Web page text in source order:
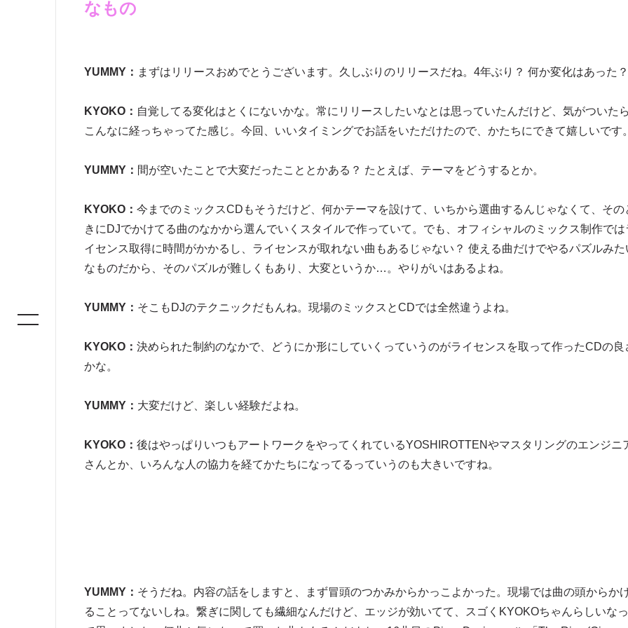
なもの
YUMMY： まずはリリースおめでとうございます。久しぶりのリリースだね。4年ぶり？ 何か変化はあった？
KYOKO： 自覚してる変化はとくにないかな。常にリリースしたいなとは思っていたんだけど、気がついたら
こんなに経っちゃってた感じ。今回、いいタイミングでお話をいただけたので、かたちにできて嬉しいです。
YUMMY： 間が空いたことで大変だったこととかある？ たとえば、テーマをどうするとか。
KYOKO： 今までのミックスCDもそうだけど、何かテーマを設けて、いちから選曲するんじゃなくて、その
きにDJでかけてる曲のなかから選んでいくスタイルで作っていて。でも、オフィシャルのミックス制作では
イセンス取得に時間がかかるし、ライセンスが取れない曲もあるじゃない？ 使える曲だけでやるパズルみた
なものだから、そのパズルが難しくもあり、大変というか…。やりがいはあるよね。
YUMMY： そこもDJのテクニックだもんね。現場のミックスとCDでは全然違うよね。
KYOKO： 決められた制約のなかで、どうにか形にしていくっていうのがライセンスを取って作ったCDの良
かな。
YUMMY： 大変だけど、楽しい経験だよね。
KYOKO： 後はやっぱりいつもアートワークをやってくれているYOSHIROTTENやマスタリングのエンジニ
さんとか、いろんな人の協力を経てかたちになってるっていうのも大きいですね。
YUMMY： そうだね。内容の話をしますと、まず冒頭のつかみからかっこよかった。現場では曲の頭からか
ることってないしね。繋ぎに関しても繊細なんだけど、エッジが効いてて、スゴくKYOKOちゃんらしいなっ